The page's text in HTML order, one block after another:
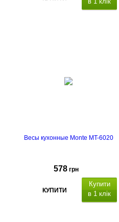
Весы кухонные Monte MT-6020
578 грн
КУПИТИ
Купити
в 1 клік